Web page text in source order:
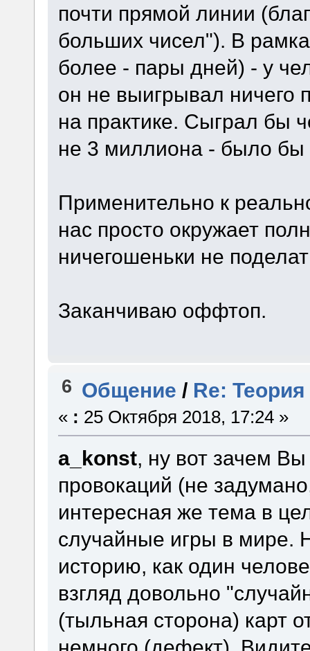
почти прямой линии
больших чисел"). В
более - пары дней) - у
он не выигрывал ничего
на практике. Сыграл бы
не 3 миллиона - было бы
Применительно к
нас просто окружает
ничегошеньки не
Заканчиваю оффтоп.
6 Общение / Re:
« : 25 Октября 2018, 17:24 »
a_konst, ну вот зачем Вы
провокаций (не
интересная же тема в
случайные игры в мире.
историю, как один
взгляд довольно
(тыльная сторона) карт